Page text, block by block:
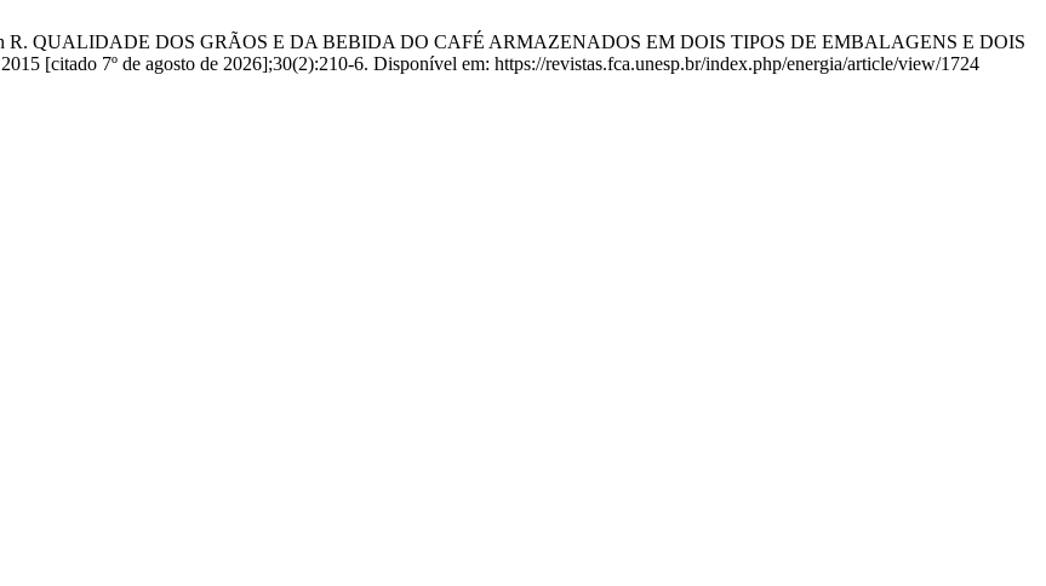
R. QUALIDADE DOS GRÃOS E DA BEBIDA DO CAFÉ ARMAZENADOS EM DOIS TIPOS DE EMBALAGENS E DOIS
[citado 7º de agosto de 2026];30(2):210-6. Disponível em: https://revistas.fca.unesp.br/index.php/energia/article/view/1724